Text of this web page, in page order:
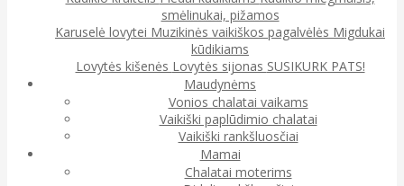
smėlinukai, pižamos
Karuselė lovytei Muzikinės vaikiškos pagalvėlės Migdukai
kūdikiams
Lovytės kišenės Lovytės sijonas SUSIKURK PATS!
Maudynėms
Vonios chalatai vaikams
Vaikiški paplūdimio chalatai
Vaikiški rankšluosčiai
Mamai
Chalatai moterims